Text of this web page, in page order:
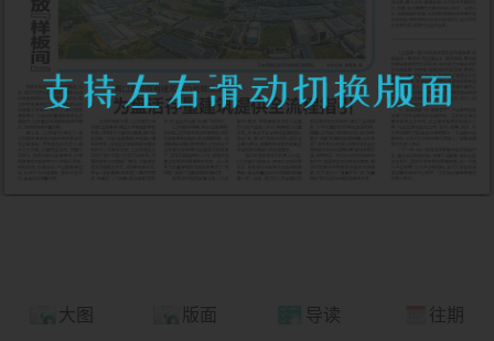
大图 版面 导读 往期